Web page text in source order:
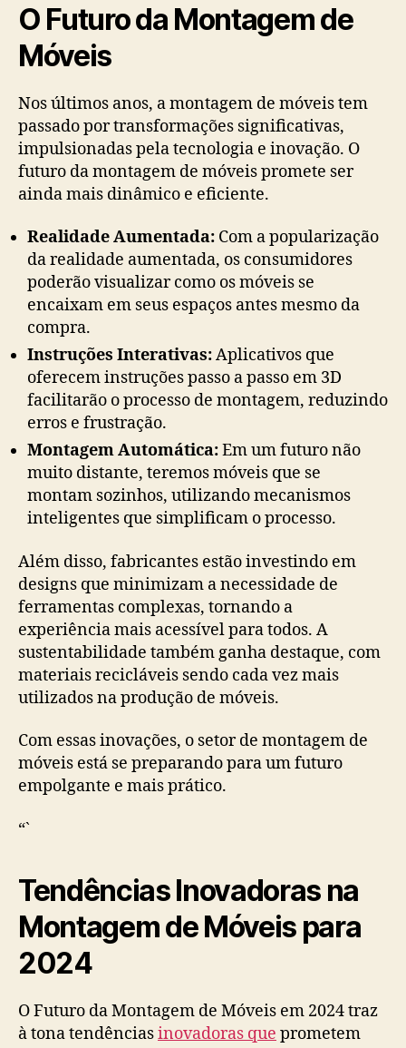
O Futuro da Montagem de
Móveis
Nos últimos anos, a montagem de móveis tem
passado por transformações significativas,
impulsionadas pela tecnologia e inovação. O
futuro da montagem de móveis promete ser
ainda mais dinâmico e eficiente.
Realidade Aumentada: Com a popularização
da realidade aumentada, os consumidores
poderão visualizar como os móveis se
encaixam em seus espaços antes mesmo da
compra.
Instruções Interativas:Aplicativos que
oferecem instruções passo a passo em 3D
facilitarão o processo de montagem, reduzindo
erros e frustração.
Montagem Automática:Em um futuro não
muito distante, teremos móveis que se
montam sozinhos, utilizando mecanismos
inteligentes que simplificam o processo.
Além disso, fabricantes estão investindo em
designs que minimizam a necessidade de
ferramentas complexas, tornando a
experiência mais acessível para todos. A
sustentabilidade também ganha destaque, com
materiais recicláveis sendo cada vez mais
utilizados na produção de móveis.
Com essas inovações, o setor de montagem de
móveis está se preparando para um futuro
empolgante e mais prático.
“`
Tendências Inovadoras na
Montagem de Móveis para
2024
O Futuro da Montagem de Móveis em 2024 traz
à tona tendênciasinovadoras que prometem